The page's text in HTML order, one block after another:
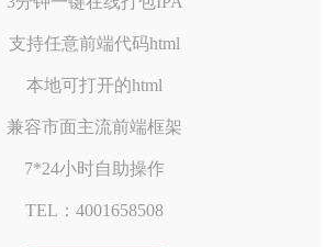
支持任意前端代码html
本地可打开的html
兼容市面主流前端框架
7*24小时自助操作
TEL：4001658508